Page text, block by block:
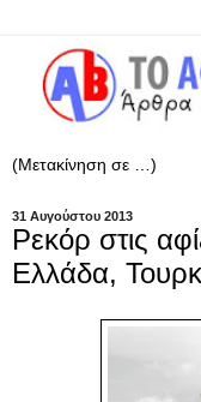
31 Αυγούστου 2013
Ρεκόρ στις
Ελλάδα,